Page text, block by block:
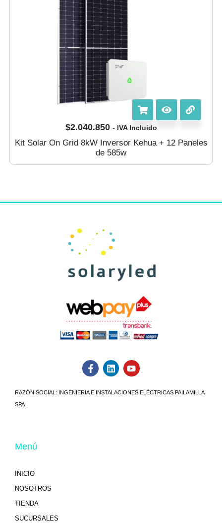
$2.040.850 - IVA Incluido
Kit Solar On Grid 8kW Inversor Kehua + 12 Paneles
de 585w
RAZÓN SOCIAL: INGENIERIA E INSTALACIONES ELÉCTRICAS PAILAMILLA
SPA
Menú
INICIO
NOSOTROS
TIENDA
SUCURSALES